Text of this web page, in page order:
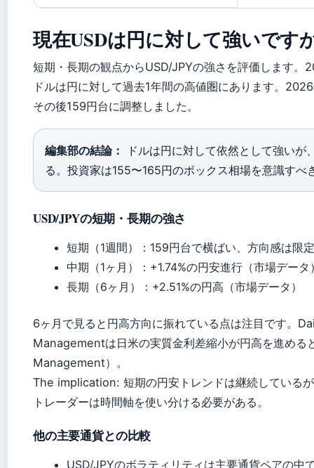
現在USDは円に対して強いです
短期・長期の観点からUSD/JPYの強さを評価します。
ドルは円に対して過去1年間の高値圏にあります。
その後159円台に調整しました。
編集部の結論：
ドルは円に対して依然として強い
る。投資家は155〜165円のボックス相場を意識すべ
USD/JPYの短期・長期の強さ
短期（1週間）：159円台で横ばい、方向感は限
中期（1ヶ月）：+1.74%の円安進行（市場データ
長期（6ヶ月）：+2.51%の円高（市場データ）
6ヶ月で見ると円高方向に振れている点は注目です。
Managementは日米の実質金利差縮小が円高を進め
Management）。
The implication: 短期の円安トレンドは継続している
トレーダーは時間軸を使い分ける必要がある。
他の主要通貨との比較
USD/JPYのボラティリティは主要通貨ペアの中